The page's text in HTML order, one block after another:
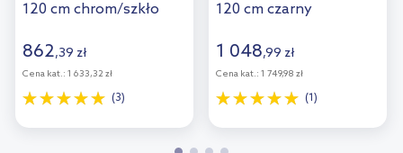
120 cm chrom/szkło
HGR17000022
862,39 zł
Cena kat.: 1 633,32 zł
(3)
120 cm czarny
przezroczyste
HGR30000022
1 048,99 zł
Cena kat.: 1 749,98 zł
(1)